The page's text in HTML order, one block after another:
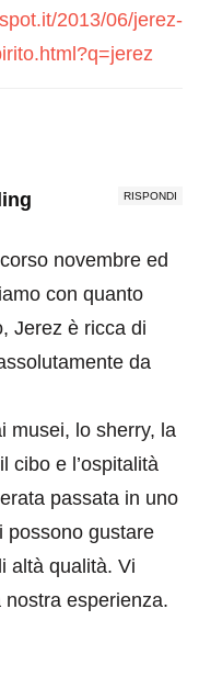
2013/06/jerez-
RISPONDI
novembre ed
con quanto
Jerez è ricca di
da
musei, lo sherry, la
e l’ospitalità
passata in uno
possono gustare
altà qualità. Vi
esperienza.